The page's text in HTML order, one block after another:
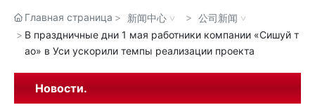
Главная страница 新闻中心
公司新闻
В праздничные дни 1 мая работники компании «Сишуй т
ао» в Уси ускорили темпы реализации проекта
Новости.